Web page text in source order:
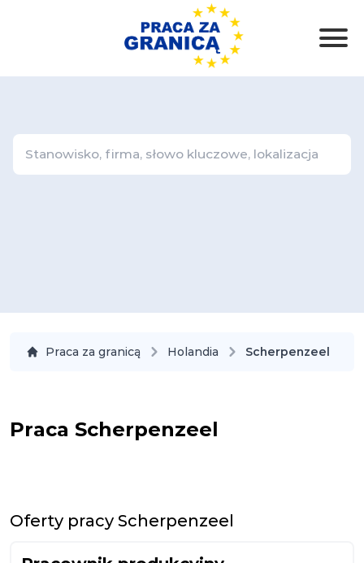
Praca za granicą Holandia Scherpenzeel
Praca Scherpenzeel
Oferty pracy Scherpenzeel